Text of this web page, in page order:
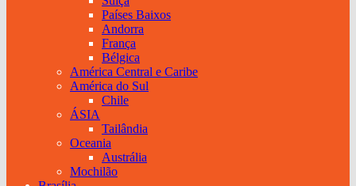
Países Baixos
Andorra
França
Bélgica
América Central e Caribe
América do Sul
Chile
ÁSIA
Tailândia
Oceania
Austrália
Mochilão